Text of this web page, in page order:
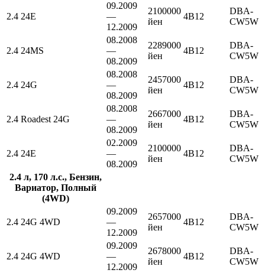
2.4 24E
09.2009
—
12.2009
2100000
йен
4B12
DBA-
CW5W
2.4 24MS
08.2008
—
08.2009
2289000
йен
4B12
DBA-
CW5W
2.4 24G
08.2008
—
08.2009
2457000
йен
4B12
DBA-
CW5W
2.4 Roadest 24G
08.2008
—
08.2009
2667000
йен
4B12
DBA-
CW5W
2.4 24E
02.2009
—
08.2009
2100000
йен
4B12
DBA-
CW5W
2.4 л, 170 л.с., Бензин,
Вариатор, Полный
(4WD)
2.4 24G 4WD
09.2009
—
12.2009
2657000
йен
4B12
DBA-
CW5W
2.4 24G 4WD
09.2009
—
12.2009
2678000
йен
4B12
DBA-
CW5W